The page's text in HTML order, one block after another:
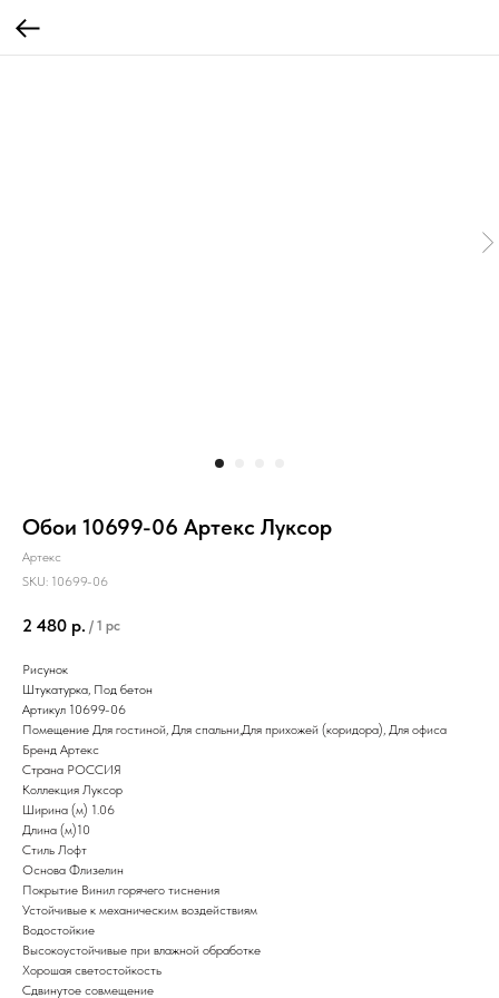
Обои 10699-06 Артекс Луксор
Артекс
SKU: 10699-06
2 480 р. / 1 pc
Рисунок
Штукатурка, Под бетон
Артикул 10699-06
Помещение Для гостиной, Для спальни,Для прихожей (коридора), Для офиса
Бренд Артекс
Страна РОССИЯ
Коллекция Луксор
Ширина (м) 1.06
Длина (м)10
Стиль Лофт
Основа Флизелин
Покрытие Винил горячего тиснения
Устойчивые к механическим воздействиям
Водостойкие
Высокоустойчивые при влажной обработке
Хорошая светостойкость
Сдвинутое совмещение